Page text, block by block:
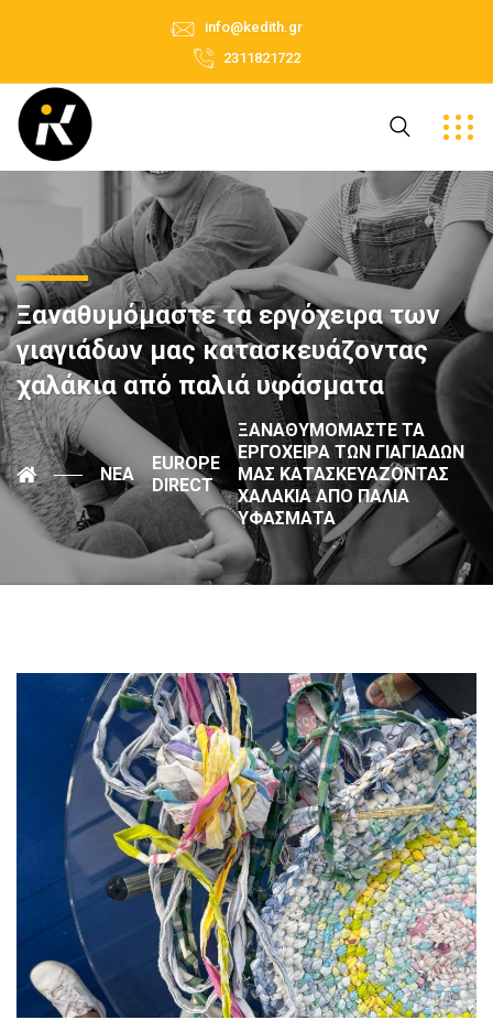
info@kedith.gr
2311821722
Ξαναθυμόμαστε τα εργόχειρα των
γιαγιάδων μας κατασκευάζοντας
χαλάκια από παλιά υφάσματα
ΝΈΑ
EUROPE
DIRECT
ΞΑΝΑΘΥΜΌΜΑΣΤΕ ΤΑ
ΕΡΓΌΧΕΙΡΑ ΤΩΝ ΓΙΑΓΙΆΔΩΝ
ΜΑΣ ΚΑΤΑΣΚΕΥΆΖΟΝΤΑΣ
ΧΑΛΆΚΙΑ ΑΠΌ ΠΑΛΙΆ
ΥΦΆΣΜΑΤΑ